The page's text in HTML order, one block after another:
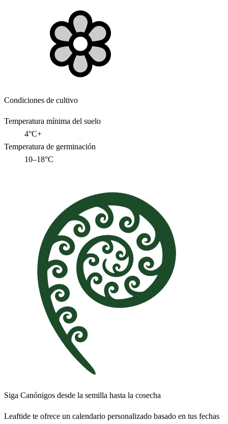
Condiciones de cultivo
Temperatura mínima del suelo
4°C+
Temperatura de germinación
10–18°C
Siga Canónigos desde la semilla hasta la cosecha
Leaftide te ofrece un calendario personalizado basado en tus fechas